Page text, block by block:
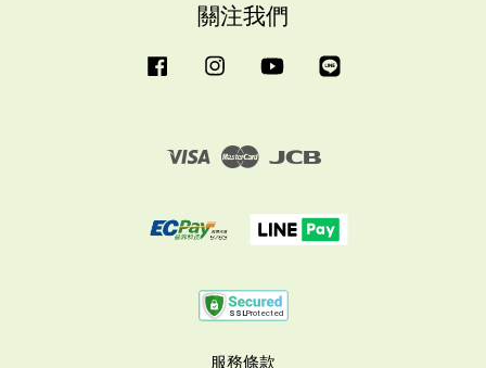
關注我們
FacebookInstagramYouTube
Visa Master
服務條款